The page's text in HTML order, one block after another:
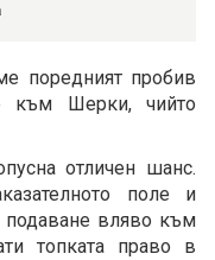
поредният пробив
към Шерки, чийто
отличен шанс.
поле и
вляво към
топката право в